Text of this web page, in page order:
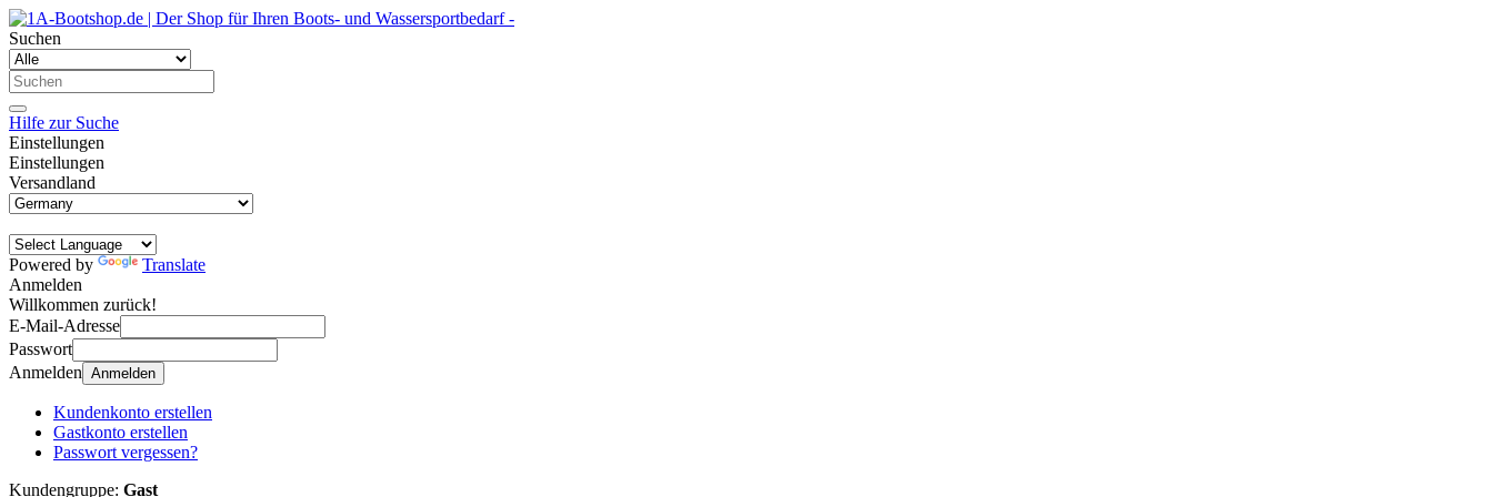
Suchen
Hilfe zur Suche
Einstellungen
Einstellungen
Versandland
Powered by
Translate
Anmelden
Willkommen zurück!
E-Mail-Adresse
Passwort
Anmelden Anmelden
Kundenkonto erstellen
Gastkonto erstellen
Passwort vergessen?
Kundengruppe: Gast